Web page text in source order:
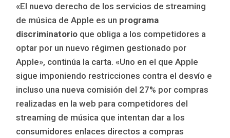
«El nuevo derecho de los servicios de streaming
de música de Apple es un programa
discriminatorio que obliga a los competidores a
optar por un nuevo régimen gestionado por
Apple», continúa la carta. «Uno en el que Apple
sigue imponiendo restricciones contra el desvío e
incluso una nueva comisión del 27% por compras
realizadas en la web para competidores del
streaming de música que intentan dar a los
consumidores enlaces directos a compras